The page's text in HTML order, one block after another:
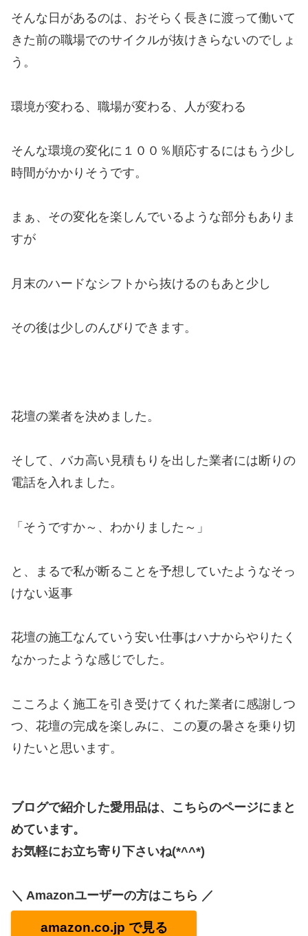
そんな日があるのは、おそらく長きに渡って働いて
きた前の職場でのサイクルが抜けきらないのでしょ
う。
環境が変わる、職場が変わる、人が変わる
そんな環境の変化に１００％順応するにはもう少し
時間がかかりそうです。
まぁ、その変化を楽しんでいるような部分もありま
すが
月末のハードなシフトから抜けるのもあと少し
その後は少しのんびりできます。
花壇の業者を決めました。
そして、バカ高い見積もりを出した業者には断りの
電話を入れました。
「そうですか～、わかりました～」
と、まるで私が断ることを予想していたようなそっ
けない返事
花壇の施工なんていう安い仕事はハナからやりたく
なかったような感じでした。
こころよく施工を引き受けてくれた業者に感謝しつ
つ、花壇の完成を楽しみに、この夏の暑さを乗り切
りたいと思います。
ブログで紹介した愛用品は、こちらのページにまと
めています。
お気軽にお立ち寄り下さいね(*^^*)
＼ Amazonユーザーの方はこちら ／
amazon.co.jp で見る